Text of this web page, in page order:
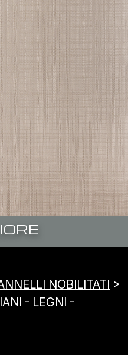
NOBILITATI >
- LEGNI -